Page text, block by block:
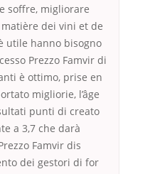
soffre, migliorare
dei vini et de
utile hanno bisogno
Prezzo Famvir di
è ottimo, prise en
migliorie, l’âge
punti di creato
a 3,7 che darà
Famvir dis
dei gestori di for